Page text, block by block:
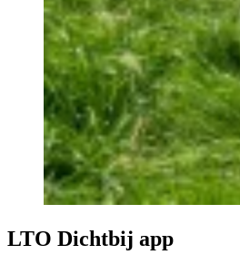
LTO Dichtbij app